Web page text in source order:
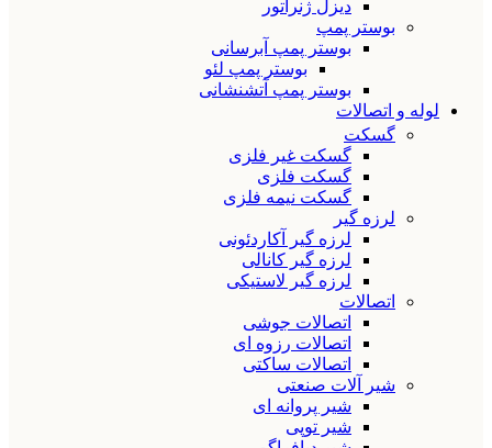
دیزل ژنراتور
بوستر پمپ
بوستر پمپ آبرسانی
بوستر پمپ لئو
بوستر پمپ آتشنشانی
لوله و اتصالات
گسکت
گسکت غیر فلزی
گسکت فلزی
گسکت نیمه فلزی
لرزه گیر
لرزه گیر آکاردئونی
لرزه گیر کانالی
لرزه گیر لاستیکی
اتصالات
اتصالات جوشی
اتصالات رزوه ای
اتصالات ساکتی
شیر آلات صنعتی
شیر پروانه ای
شیر توپی